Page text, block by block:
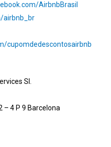
AirbnbBrasil
airbnb_br
cupomdedescontosairbnb
Sl.
– 4 P 9 Barcelona